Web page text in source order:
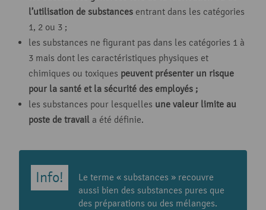
l’utilisation de substances entrant dans les catégories
1, 2 ou 3 ;
les substances ne figurant pas dans les catégories 1 à
3 mais dont les caractéristiques physiques et
chimiques ou toxiques peuvent présenter un risque
pour la santé et la sécurité des employés ;
les substances pour lesquelles une valeur limite au
poste de travail a été définie.
Le terme « substances » recouvre
aussi bien des substances pures que
des préparations ou des mélanges.